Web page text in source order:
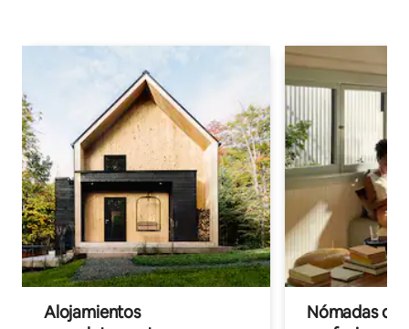
Alojamientos
Nómadas